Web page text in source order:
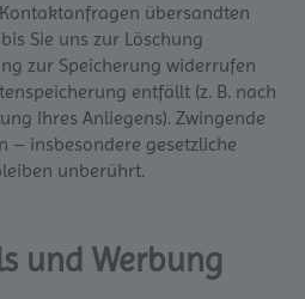
übersandten
Sie uns zur Löschung
zur Speicherung widerrufen
entfällt (z. B. nach
Ihres Anliegens). Zwingende
– insbesondere gesetzliche
unberührt.
und Werbung